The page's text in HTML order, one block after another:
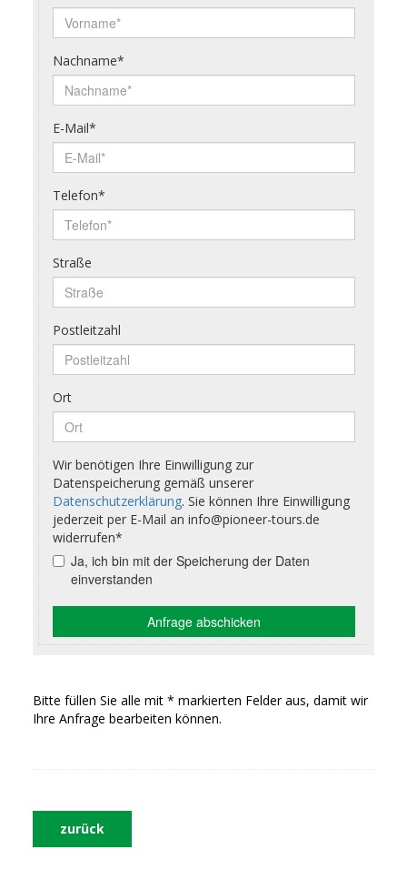
Bitte füllen Sie alle mit * markierten Felder aus, damit wir
Ihre Anfrage bearbeiten können.
zurück